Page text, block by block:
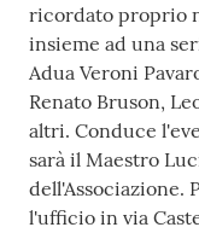
ricordato proprio
insieme ad una
Adua Veroni
Renato Bruson,
altri. Conduce
sarà il Maestro
dell'Associazione.
l'ufficio in via